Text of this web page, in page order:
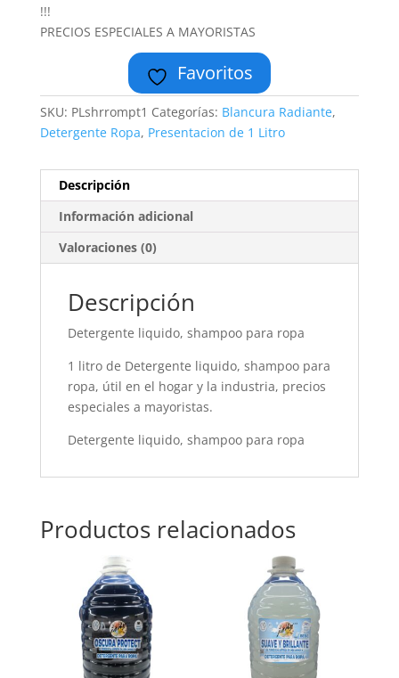
!!!
PRECIOS ESPECIALES A MAYORISTAS
Favoritos
SKU: PLshrrompt1 Categorías: Blancura Radiante,
Detergente Ropa, Presentacion de 1 Litro
Descripción
Información adicional
Valoraciones (0)
Descripción
Detergente liquido, shampoo para ropa
1 litro de Detergente liquido, shampoo para
ropa, útil en el hogar y la industria, precios
especiales a mayoristas.
Detergente liquido, shampoo para ropa
Productos relacionados